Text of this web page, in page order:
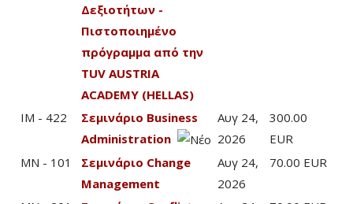
Δεξιοτήτων -
Πιστοποιημένο
πρόγραμμα από την
TUV AUSTRIA
ACADEMY (HELLAS)
IM - 422
Σεμινάριο Business
Administration
Αυγ 24,
2026
300.00
EUR
MN - 101
Σεμινάριο Change
Management
Αυγ 24,
2026
70.00 EUR